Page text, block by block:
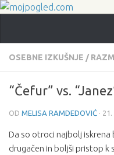
OSEBNE IZKUŠNJE /
“Čefur” vs.
OD MELISA RAMDEDOVIĆ · 21.
Da so otroci najbolj iskrena
drugačen in boljši pristop k